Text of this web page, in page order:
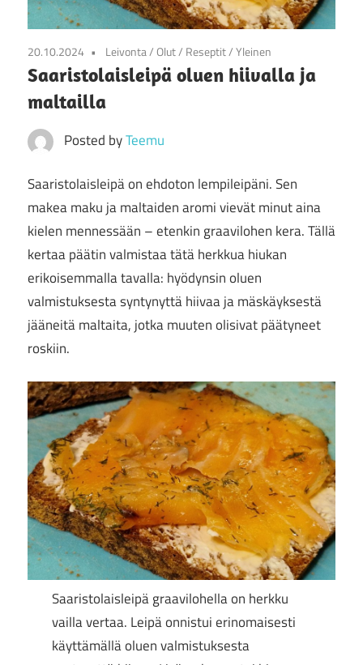
20.10.2024 Leivonta/Olut/ Reseptit/Yleinen
Saaristolaisleipä oluen hiivalla ja
maltailla
Posted byTeemu
Saaristolaisleipä on ehdoton lempileipäni. Sen
makea maku ja maltaiden aromi vievät minut aina
kielen mennessään – etenkin graavilohen kera. Tällä
kertaa päätin valmistaa tätä herkkua hiukan
erikoisemmalla tavalla: hyödynsin oluen
valmistuksesta syntynyttä hiivaa ja mäskäyksestä
jääneitä maltaita, jotka muuten olisivat päätyneet
roskiin.
Saaristolaisleipä graavilohella on herkku
vailla vertaa. Leipä onnistui erinomaisesti
käyttämällä oluen valmistuksesta